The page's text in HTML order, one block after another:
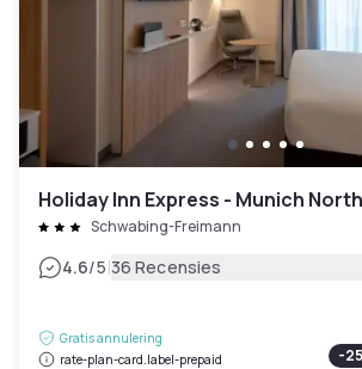
Holiday Inn Express - Munich North
Schwabing-Freimann
4.6/5|36 Recensies
Gratis annulering
rate-plan-card.label-prepaid
-25